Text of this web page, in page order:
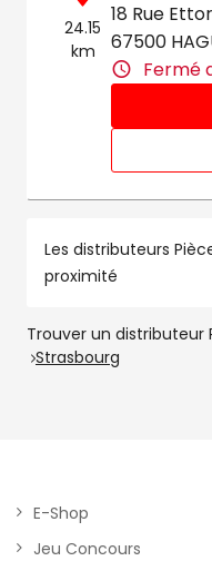
24.15
km
18 Rue
67500
Fermé
Les distributeurs
proximité
Trouver un distributeur
Strasbourg
E-Shop
Jeu Concours